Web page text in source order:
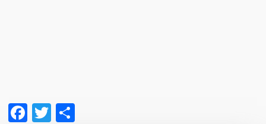
Facebook
Twitter